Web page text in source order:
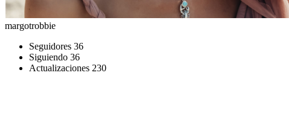
margotrobbie
Seguidores 36
Siguiendo 36
Actualizaciones 230